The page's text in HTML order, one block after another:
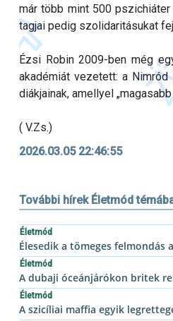
már több mint 500
tagjai pedig szolidaritásukat
Ézsi Robin 2009-ben még
akadémiát vezetett: a
diákjainak, amellyel
( V.Zs.)
2026.03.05 22:46:55
További hírek Életmód
Életmód
Élesedik a tömeges felmondás
Életmód
A dubaji óceánjárókon britek
Életmód
A szicíliai maffia egyik